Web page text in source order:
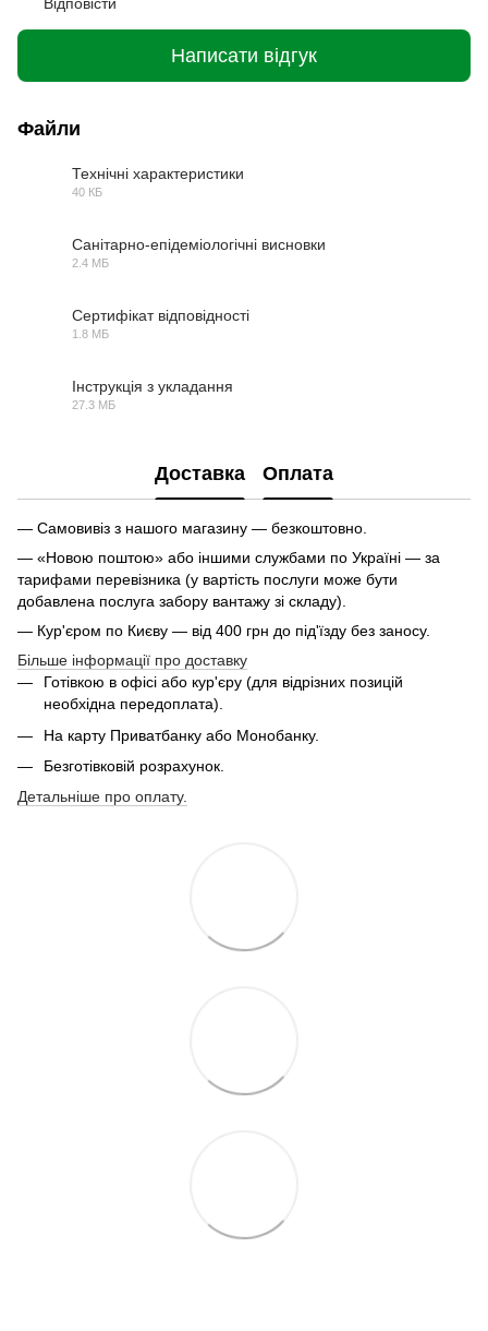
Написати відгук
Файли
Технічні характеристики
40 КБ
Санітарно-епідеміологічні висновки
2.4 МБ
Сертифікат відповідності
1.8 МБ
Інструкція з укладання
27.3 МБ
Доставка Оплата
— Самовивіз з нашого магазину — безкоштовно.
— «Новою поштою» або іншими службами по Україні — за
тарифами перевізника (у вартість послуги може бути
добавлена послуга забору вантажу зі складу).
— Кур'єром по Києву — від 400 грн до під'їзду без заносу.
Більше інформації про доставку
Готівкою в офісі або кур'єру (для відрізних позицій
необхідна передоплата).
На карту Приватбанку або Монобанку.
Безготівковій розрахунок.
Детальніше про оплату.